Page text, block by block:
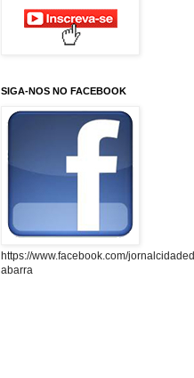
SIGA-NOS NO FACEBOOK
https://www.facebook.com/jornalcidaded
abarra